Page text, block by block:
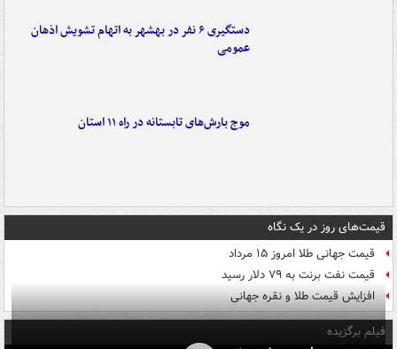
دستگیری ۶ نفر در بهشهر به اتهام تشویش اذهان
عمومی
موج بارش‌های تابستانه در راه ۱۱ استان
قیمت‌های روز در یک نگاه
قیمت جهانی طلا امروز ۱۵ مرداد
قیمت نفت برنت به ۷۹ دلار رسید
افزایش قیمت طلا و نقره جهانی
فیلم برگزیده